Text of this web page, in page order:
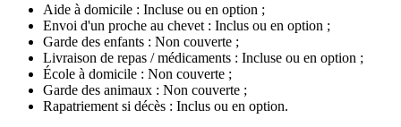
Aide à domicile : Incluse ou en option ;
Envoi d'un proche au chevet : Inclus ou en option ;
Garde des enfants : Non couverte ;
Livraison de repas / médicaments : Incluse ou en option ;
École à domicile : Non couverte ;
Garde des animaux : Non couverte ;
Rapatriement si décès : Inclus ou en option.